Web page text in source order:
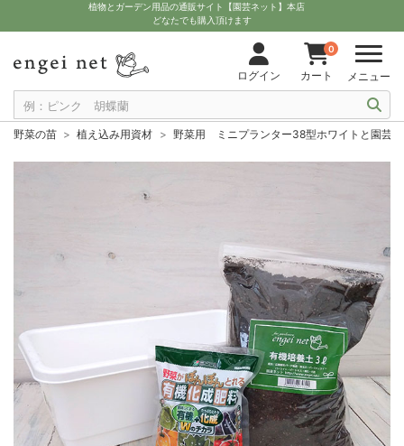
植物とガーデン用品の通販サイト【園芸ネット】本店
どなたでも購入頂けます
ログイン
0
カート メニュー
野菜の苗 植え込み用資材 野菜用 ミニプランター38型ホワイトと園芸